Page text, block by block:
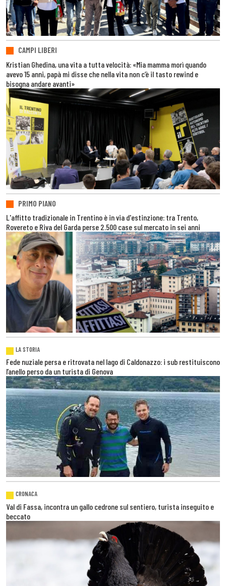
CAMPI LIBERI
Kristian Ghedina, una vita a tutta velocità: «Mia mamma morì quando
avevo 15 anni, papà mi disse che nella vita non c’è il tasto rewind e
bisogna andare avanti»
PRIMO PIANO
L'affitto tradizionale in Trentino è in via d'estinzione: tra Trento,
Rovereto e Riva del Garda perse 2.500 case sul mercato in sei anni
LA STORIA
Fede nuziale persa e ritrovata nel lago di Caldonazzo: i sub restituiscono
l’anello perso da un turista di Genova
CRONACA
Val di Fassa, incontra un gallo cedrone sul sentiero, turista inseguito e
beccato